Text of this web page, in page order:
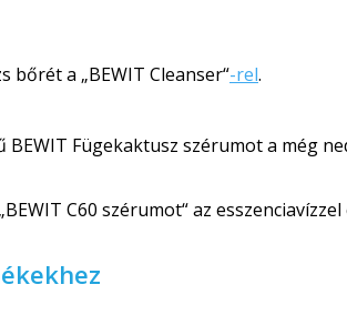
bőrét a „BEWIT Cleanser“-rel.
Fügekaktusz szérumot a még
C60 szérumot“ az